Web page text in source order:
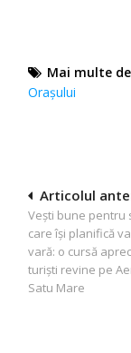
Mai multe
Oraşului
Navigare
în
articole
Articolul
Vești bune pentru
care își planifică
vară: o cursă
turiști revine pe
Satu Mare